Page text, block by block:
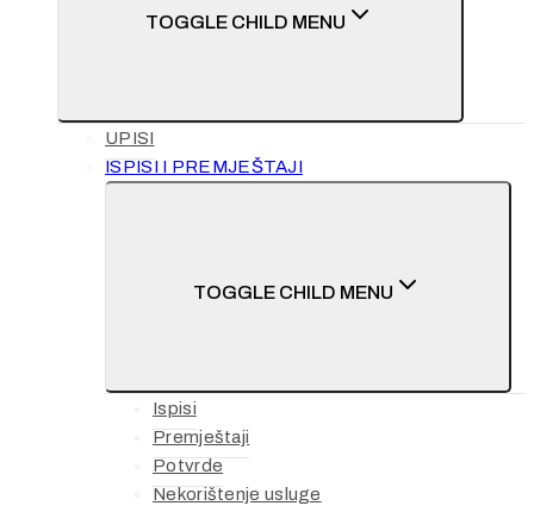
TOGGLE CHILD MENU
UPISI
ISPISI I PREMJEŠTAJI
TOGGLE CHILD MENU
Ispisi
Premještaji
Potvrde
Nekorištenje usluge